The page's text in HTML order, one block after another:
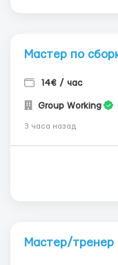
Мастер по
14€ / час
Group Working
3 часа назад
Мастер/тренер